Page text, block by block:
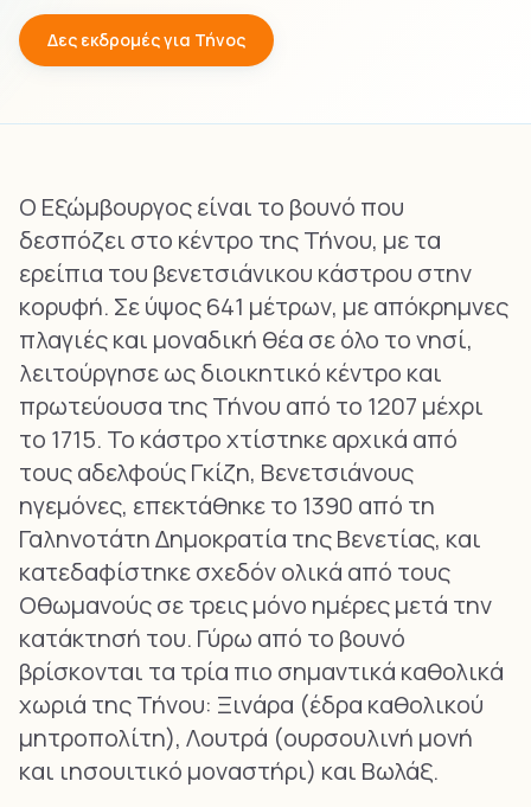
Δες εκδρομές για Τήνος
Ο Εξώμβουργος είναι το βουνό που
δεσπόζει στο κέντρο της Τήνου, με τα
ερείπια του βενετσιάνικου κάστρου στην
κορυφή. Σε ύψος 641 μέτρων, με απόκρημνες
πλαγιές και μοναδική θέα σε όλο το νησί,
λειτούργησε ως διοικητικό κέντρο και
πρωτεύουσα της Τήνου από το 1207 μέχρι
το 1715. Το κάστρο χτίστηκε αρχικά από
τους αδελφούς Γκίζη, Βενετσιάνους
ηγεμόνες, επεκτάθηκε το 1390 από τη
Γαληνοτάτη Δημοκρατία της Βενετίας, και
κατεδαφίστηκε σχεδόν ολικά από τους
Οθωμανούς σε τρεις μόνο ημέρες μετά την
κατάκτησή του. Γύρω από το βουνό
βρίσκονται τα τρία πιο σημαντικά καθολικά
χωριά της Τήνου: Ξινάρα (έδρα καθολικού
μητροπολίτη), Λουτρά (ουρσουλινή μονή
και ιησουιτικό μοναστήρι) και Βωλάξ.